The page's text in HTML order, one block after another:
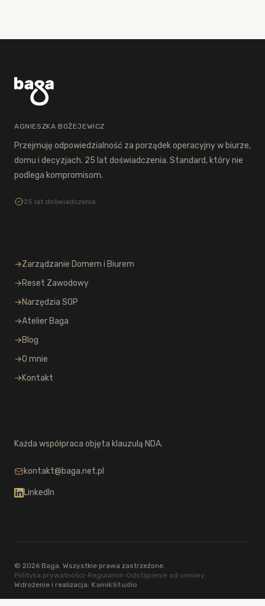
AGNIESZKA BOŻEJEWICZ
Przejmuję odpowiedzialność za porządek operacyjny w biurze,
domu i decyzjach. 25 lat doświadczenia. Standard, który nie
podlega kompromisom.
25 lat doświadczenia
→Zarządzanie Domem i Biurem
→Reset Zawodowy
→Narzędzia SOP
→Atelier Baga
→Blog
→O mnie
→Kontakt
Każda współpraca objęta klauzulą NDA.
kontakt@baga.net.pl
LinkedIn
© 2026 Baga. Wszystkie prawa zastrzeżone.
Polityka prywatności• Regulamin• Odstąpienie od umowy
Wdrożenie i realizacja: KamikStudio